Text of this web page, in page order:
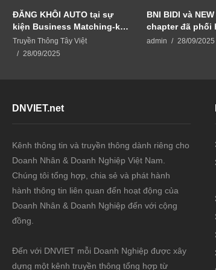
ĐĂNG KHÔI AUTO tại sự
kiện Business Matching-kết
nối vươn xa
Truyền Thông Tây Việt
28/09/2025
BNI BIDI và NEW
chapter đã phối
chức sự kiện
admin 28/09/2025
DNVIET.net
Kênh thông tin và truyền thông dành riêng cho
Doanh Nhân & Doanh Nghiệp Việt Nam.
Chúng tôi tổng hợp, chia sẻ và phát hành
hành thông tin liên quan đến hoạt động của
Doanh Nhân & Doanh Nghiệp đến với cộng
đồng.
Đến với DNVIET mỗi Doanh Nghiệp được xây
dựng một kênh truyền thông tổng hợp từ